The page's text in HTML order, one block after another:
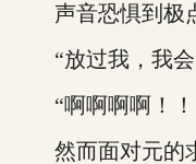
声音恐惧到极
“放过我，我会
“啊啊啊啊！！
然而面对元的求